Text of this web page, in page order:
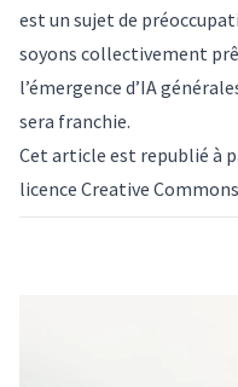
est un sujet de
soyons collectivement
l’émergence d’IA
sera franchie.
Cet article est republié à
licence Creative